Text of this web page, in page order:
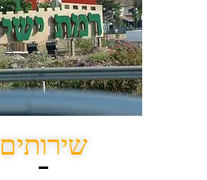
שירותים